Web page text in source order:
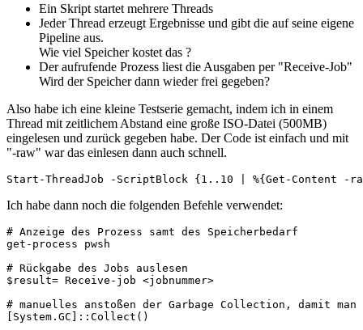
Ein Skript startet mehrere Threads
Jeder Thread erzeugt Ergebnisse und gibt die auf seine eigene
Pipeline aus.
Wie viel Speicher kostet das ?
Der aufrufende Prozess liest die Ausgaben per "Receive-Job"
Wird der Speicher dann wieder frei gegeben?
Also habe ich eine kleine Testserie gemacht, indem ich in einem
Thread mit zeitlichem Abstand eine große ISO-Datei (500MB)
eingelesen und zurück gegeben habe. Der Code ist einfach und mit
"-raw" war das einlesen dann auch schnell.
Start-ThreadJob -ScriptBlock {1..10 | %{Get-Content -
Ich habe dann noch die folgenden Befehle verwendet:
# Anzeige des Prozess samt des Speicherbedarf
get-process pwsh
# Rückgabe des Jobs auslesen
$result= Receive-job <jobnummer>
# manuelles anstoßen der Garbage Collection, damit
[System.GC]::Collect()